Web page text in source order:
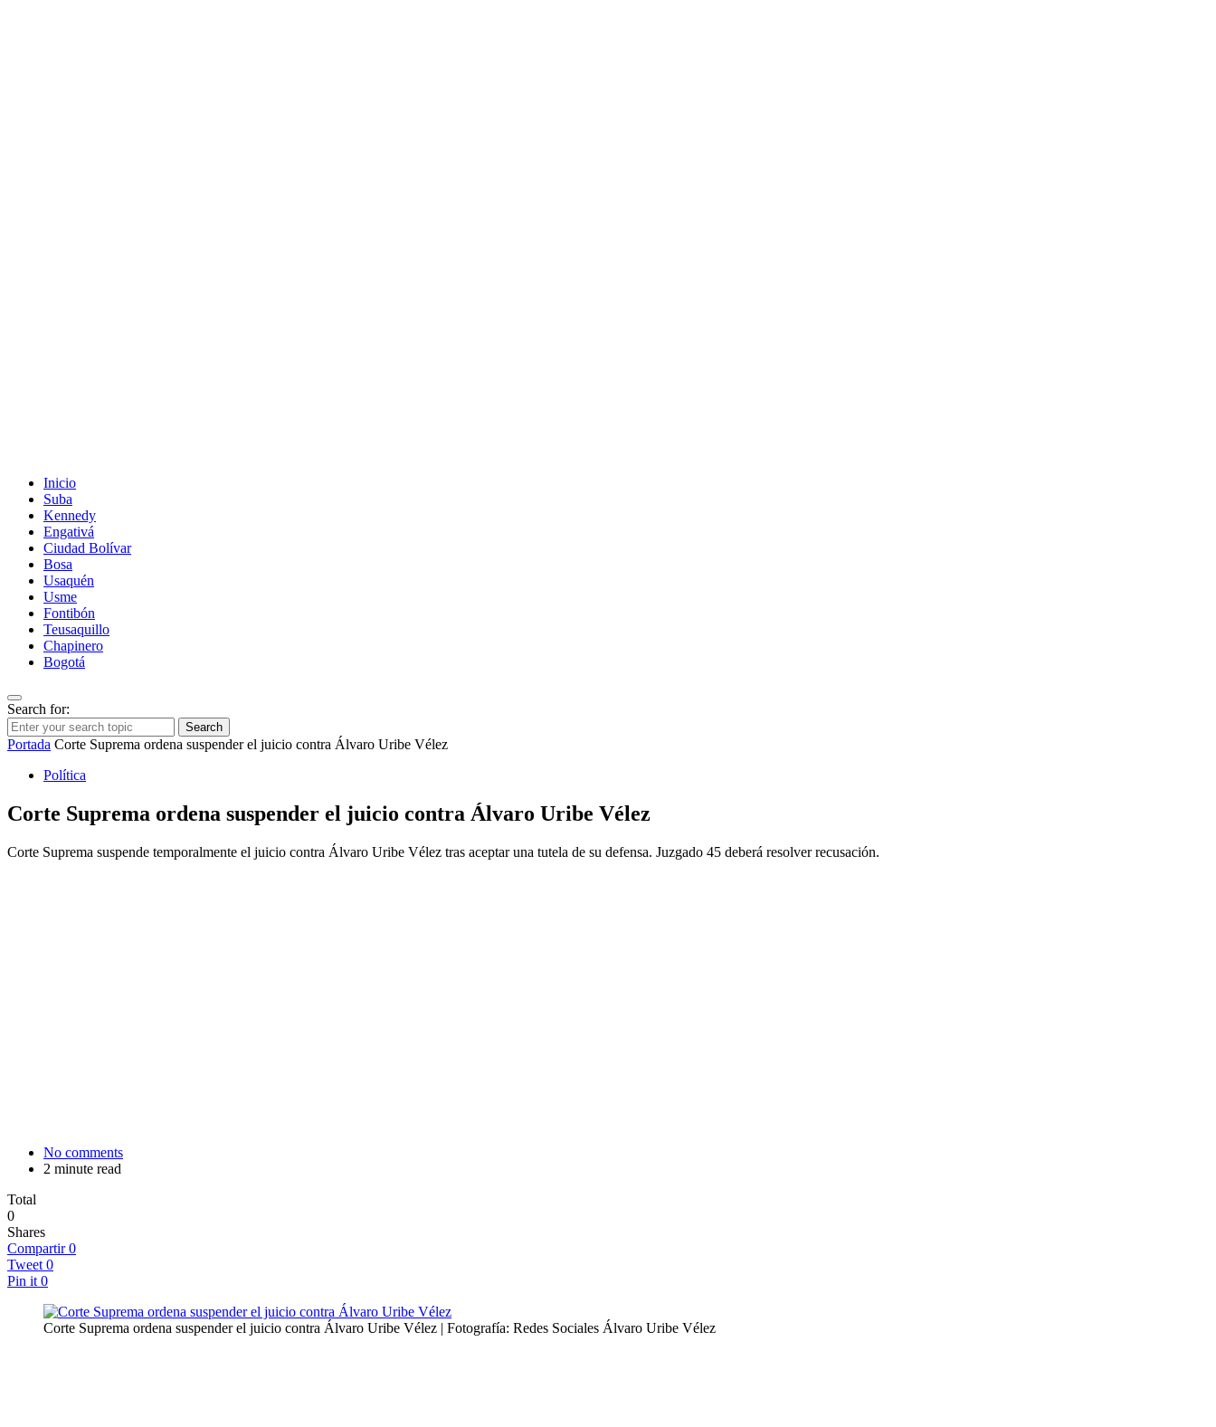
Inicio
Suba
Kennedy
Engativá
Ciudad Bolívar
Bosa
Usaquén
Usme
Fontibón
Teusaquillo
Chapinero
Bogotá
Search for:
Search
Portada Corte Suprema ordena suspender el juicio contra Álvaro Uribe Vélez
Política
Corte Suprema ordena suspender el juicio contra Álvaro Uribe Vélez
Corte Suprema suspende temporalmente el juicio contra Álvaro Uribe Vélez tras aceptar una tutela de su defensa. Juzgado 45 deberá resolver recusación.
No comments
2 minute read
Total
0
Shares
Compartir 0
Tweet 0
Pin it 0
Corte Suprema ordena suspender el juicio contra Álvaro Uribe Vélez | Fotografía: Redes Sociales Álvaro Uribe Vélez